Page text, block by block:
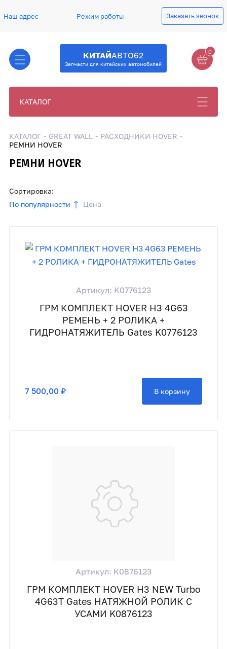
Наш адрес Режим работы Заказать звонок
КИТАЙАВТО62
Запчасти для китайских автомобилей
0
КАТАЛОГ
КАТАЛОГ GREAT WALL
РАСХОДНИКИ HOVER
РЕМНИ HOVER
РЕМНИ HOVER
Сортировка:
По популярности
Цена
Артикул: K0776123
ГРМ КОМПЛЕКТ HOVER H3 4G63
РЕМЕНЬ + 2 РОЛИКА +
ГИДРОНАТЯЖИТЕЛЬ Gates K0776123
7 500,00 ₽ В корзину
Артикул: K0876123
ГРМ КОМПЛЕКТ HOVER H3 NEW Turbo
4G63T Gates НАТЯЖНОЙ РОЛИК С
УСАМИ K0876123